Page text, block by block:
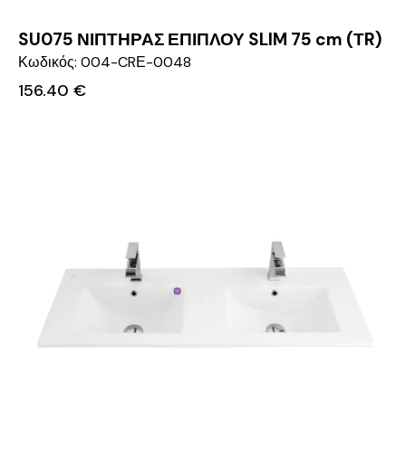
SU075 ΝΙΠΤΗΡΑΣ ΕΠΙΠΛΟΥ SLIM 75 cm (ΤR)
Κωδικός: 004-CRΕ-0048
156.40 €